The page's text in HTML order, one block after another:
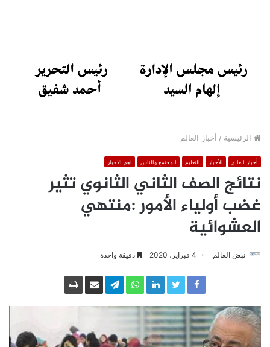
الرئيسية / أخبار العالم
أخبار العالم الأخبار التعليم المجتمع والناس اهم الاخبار
نتائج الصف الثاني الثانوي تثير
غضب أولياء الأمور :منتهي
العشوائية
نبض العالم 4 فبراير، 2020 دقيقة واحدة